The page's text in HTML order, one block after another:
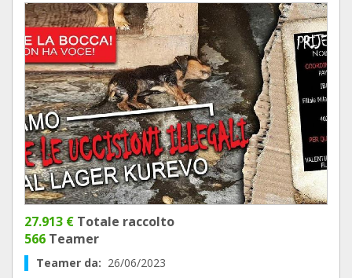
27.913 € Totale raccolto
566 Teamer
Teamer da: 26/06/2023